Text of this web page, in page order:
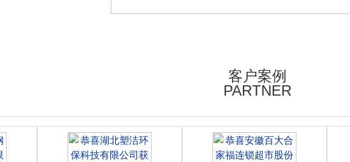
客户案例
PARTNER